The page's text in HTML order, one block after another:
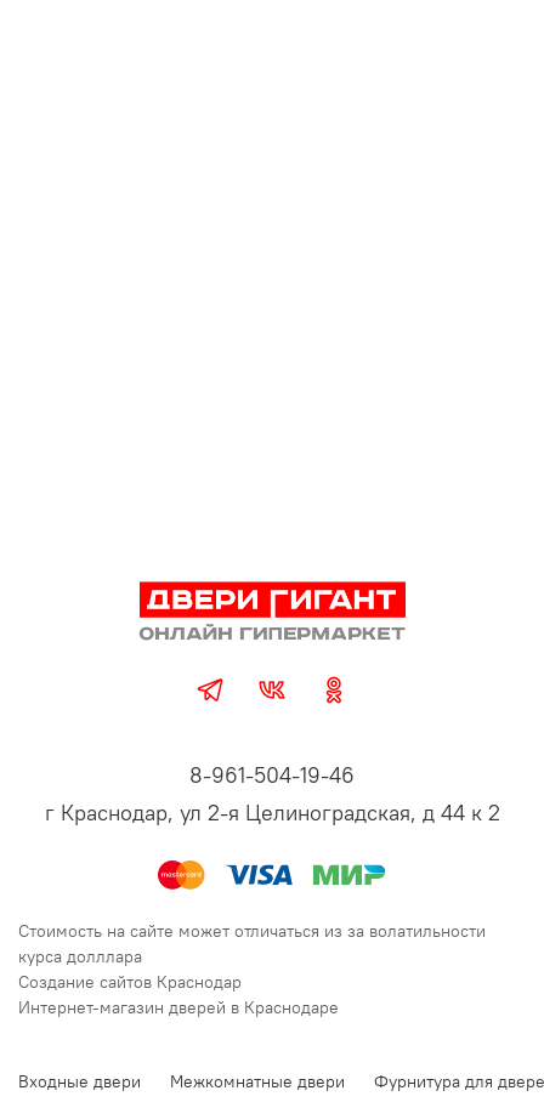
8-961-504-19-46
г Краснодар, ул 2-я Целиноградская, д 44 к 2
Стоимость на сайте может отличаться из за волатильности
курса долллара
Создание сайтов Краснодар
Интернет-магазин дверей в Краснодаре
Входные двери Межкомнатные двери Фурнитура для